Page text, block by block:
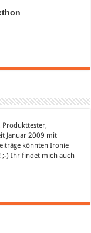
Produkttester,
Januar 2009 mit
könnten Ironie
;-) Ihr findet mich auch